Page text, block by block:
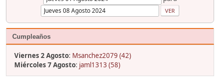
Cumpleaños
Viernes 2 Agosto: Msanchez2079 (42)
Miércoles 7 Agosto: jaml1313 (58)